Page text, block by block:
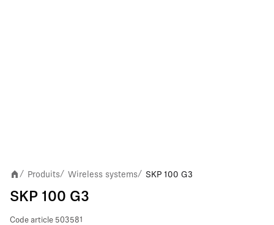
/ Produits/ Wireless systems/ SKP 100 G3
SKP 100 G3
Code article 503581